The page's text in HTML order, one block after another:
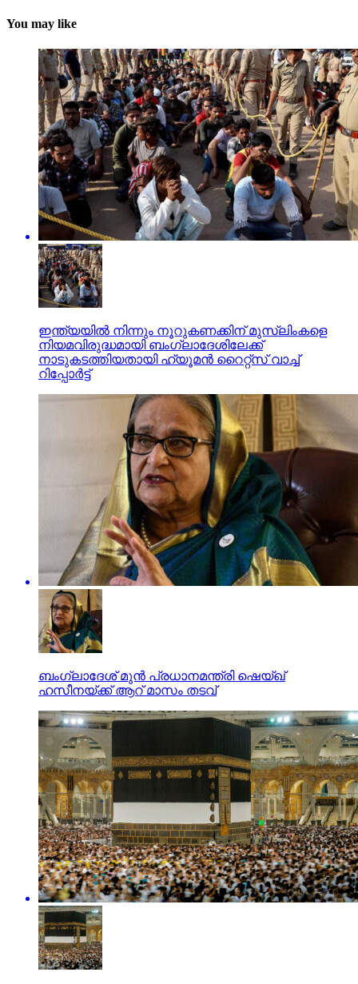
You may like
ഇന്ത്യയില്‍ നിന്നും നൂറുകണക്കിന് മുസ്ലിംകളെ
നിയമവിരുദ്ധമായി ബംഗ്ലാദേശിലേക്ക്
നാടുകടത്തിയതായി ഹ്യൂമന്‍ റൈറ്റ്‌സ് വാച്ച്
റിപ്പോര്‍ട്ട്
ബംഗ്ലാദേശ് മുൻ പ്രധാനമന്ത്രി ഷെയ്ഖ്
ഹസീനയ്ക്ക് ആറ് മാസം തടവ്